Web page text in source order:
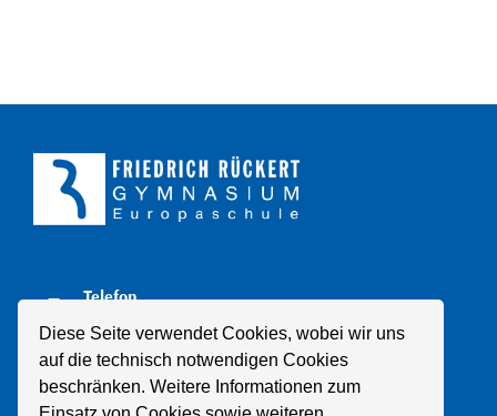
Diese Seite verwendet Cookies, wobei wir uns
auf die technisch notwendigen Cookies
beschränken. Weitere Informationen zum
Telefon
+49 211 8998310
E-Mail
Mail schreiben